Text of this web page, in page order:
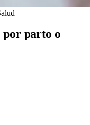
por parto o